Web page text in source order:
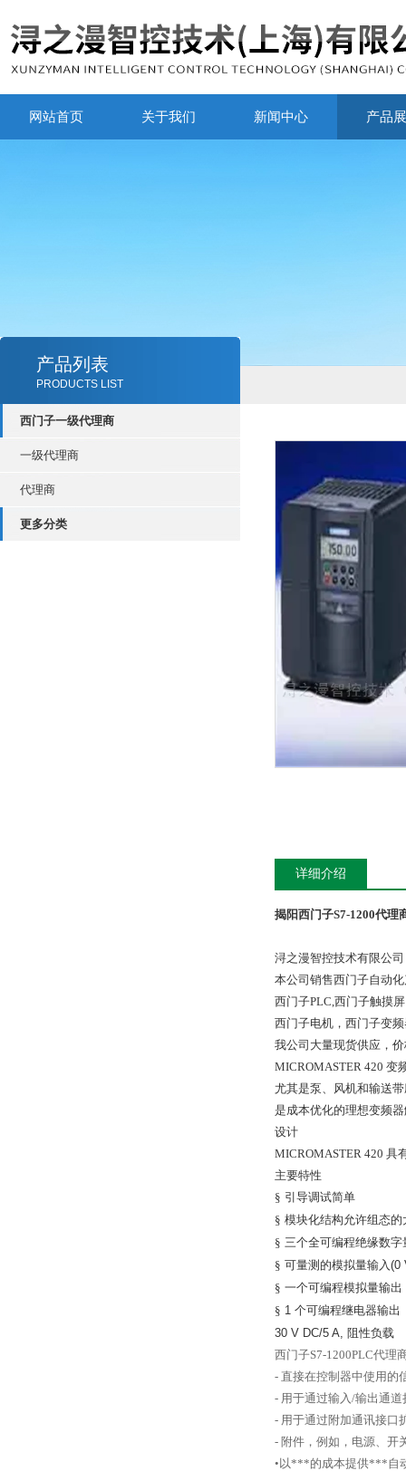
网站首页 关于我们 新闻中心 产品
产品列表
PRODUCTS LIST
西门子一级代理商
一级代理商
代理商
更多分类
详细介绍
揭阳西门子S7-1200代理
浔之漫智控技术有限公
本公司销售西门子自动
西门子PLC,西门子触摸
西门子电机，西门子变
我公司大量现货供应，
MICROMASTER 420 变
尤其是泵、风机和输送
是成本优化的理想变频
设计
MICROMASTER 420 具
主要特性
§ 引导调试简单
§ 模块化结构允许组态的
§ 三个全可编程绝缘数字
§ 可量测的模拟量输入(0
§ 一个可编程模拟量输出
§ 1 个可编程继电器输出
30 V DC/5 A, 阻性负载
西门子S7-1200PLC代理
- 直接在控制器中使用的
- 用于通过输入/输出通
- 用于通过附加通讯接口
- 附件，例如，电源、开
•以***的成本提供***自